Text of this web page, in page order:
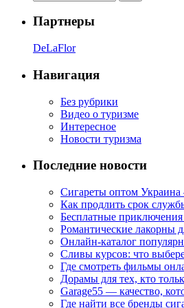
Партнеры
DeLaFlor
Навигация
Без рубрики
Видео о туризме
Интересное
Новости туризма
Последние новости
Сигареты оптом
Как продлить срок
Бесплатные
Романтические лакорны
Онлайн-каталог
Сливы курсов: что
Где смотреть фильмы
Дорамы для тех, кто
Garage55 — качество,
Где найти все бренды